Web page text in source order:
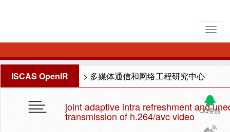
ISCAS OpenIR > 多媒体通信和网络工程研究中心
QQ客服
joint adaptive intra refreshment and
transmission of h.264/avc video